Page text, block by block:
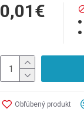
0,01€
Obľúbený produkt